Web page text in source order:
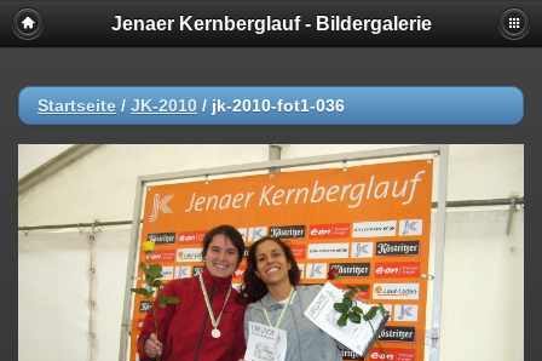
Jenaer Kernberglauf - Bildergalerie
Startseite / JK-2010 / jk-2010-fot1-036